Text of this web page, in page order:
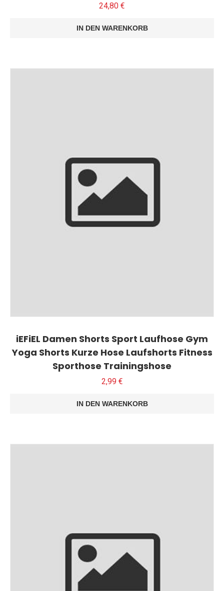
24,80 €
IN DEN WARENKORB
iEFiEL Damen Shorts Sport Laufhose Gym
Yoga Shorts Kurze Hose Laufshorts Fitness
Sporthose Trainingshose
2,99 €
IN DEN WARENKORB